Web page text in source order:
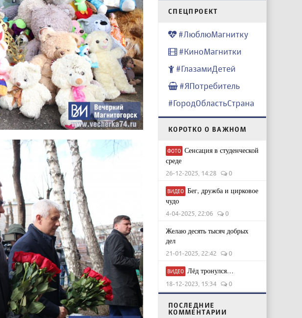
CПЕЦПРОЕКТ
#ЛюблюМагнитку
#КиноМагнитки
#ГлазамиДетей
#ЯПотребитель
#ГородОбластьСтрана
КОРОТКО О ВАЖНОМ
ФОТО Сенсация в студенческой
среде
26-12-2025, 14:28 0
ВИДЕО Бег, дружба и цирковое
чудо
4-04-2025, 22:06 0
Желаю десять тысяч добрых
дел
21-01-2025, 22:42 0
ВИДЕО Лёд тронулся…
18-12-2023, 15:34 0
ПОСЛЕДНИЕ
КОММЕНТАРИИ